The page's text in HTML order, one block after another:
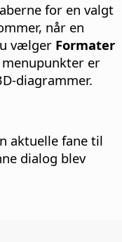
for en valgt
når en
vælger Formater
er
diagrammer.
aktuelle fane til
dialog blev